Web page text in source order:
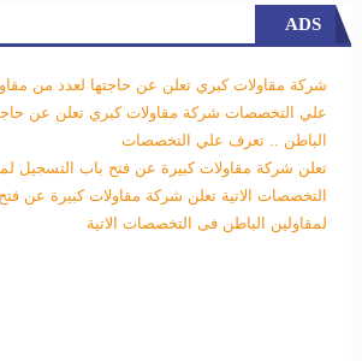
ADS
شركة مقاولات كبري تعلن عن حاجتها لعدد من
علي التخصصات شركة مقاولات كبري تعلن عن
الباطن .. تعرف علي التخصصات
تعلن شركة مقاولات كبيرة عن فتح باب التسجيل
التخصصات الاتية تعلن شركة مقاولات كبيرة عن
لمقاولين الباطن فى التخصصات الاتية